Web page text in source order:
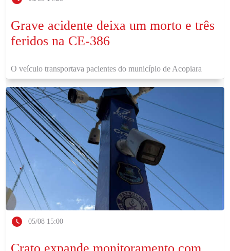
Grave acidente deixa um morto e três
feridos na CE-386
O veículo transportava pacientes do município de Acopiara
05/08 15:00